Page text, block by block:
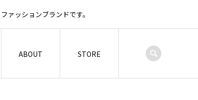
ァッションブランドです。
ABOUT STORE